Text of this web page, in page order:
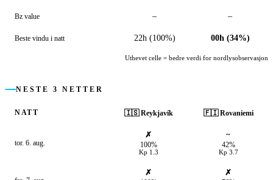
Bz value – –
Beste vindu i natt 22h (100%) 00h (34%)
Uthevet celle = bedre verdi for nordlysobservasjon
NESTE 3 NETTER
NATT 🇮🇸 Reykjavík 🇫🇮 Rovaniemi
tor. 6. aug.
✗
100%
Kp 1.3
~
42%
Kp 3.7
✗ ✗